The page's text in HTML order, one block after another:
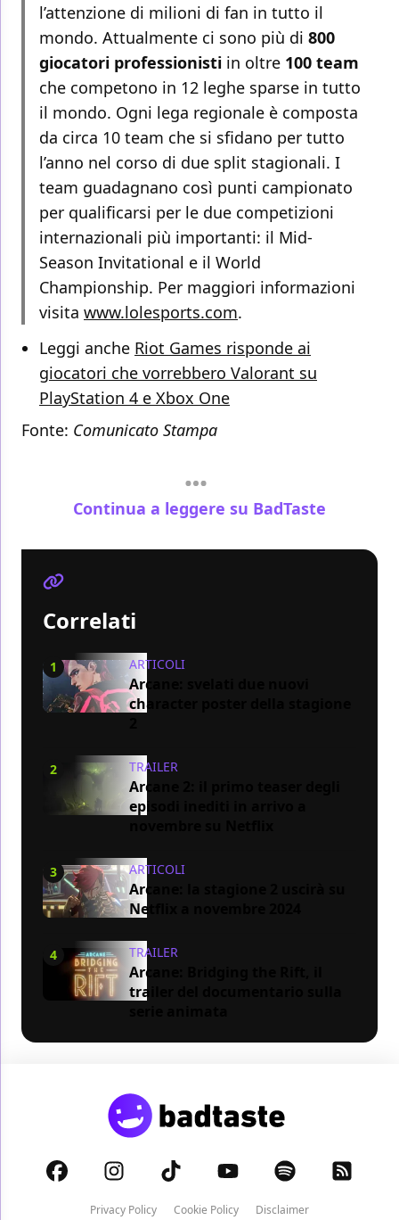
l’attenzione di milioni di fan in tutto il
mondo. Attualmente ci sono più di 800
giocatori professionisti in oltre 100 team
che competono in 12 leghe sparse in tutto
il mondo. Ogni lega regionale è composta
da circa 10 team che si sfidano per tutto
l’anno nel corso di due split stagionali. I
team guadagnano così punti campionato
per qualificarsi per le due competizioni
internazionali più importanti: il Mid-
Season Invitational e il World
Championship. Per maggiori informazioni
visita www.lolesports.com.
Leggi anche Riot Games risponde ai
giocatori che vorrebbero Valorant su
PlayStation 4 e Xbox One
Fonte: Comunicato Stampa
Continua a leggere su BadTaste
Correlati
1 ARTICOLI
Arcane: svelati due nuovi
character poster della stagione
2 TRAILER
Arcane 2: il primo teaser degli
episodi inediti in arrivo a
3 ARTICOLI
Arcane: la stagione 2 uscirà su
Netflix a novembre 2024
4 TRAILER
Arcane: Bridging the Rift, il
trailer del documentario sulla
Privacy Policy Cookie Policy Disclaimer